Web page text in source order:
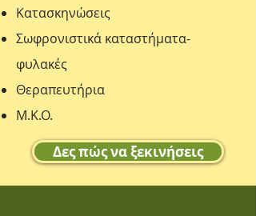
Κατασκηνώσεις
Σωφρονιστικά καταστήματα-
φυλακές
Θεραπευτήρια
Μ.Κ.Ο.
Δες πώς να ξεκινήσεις